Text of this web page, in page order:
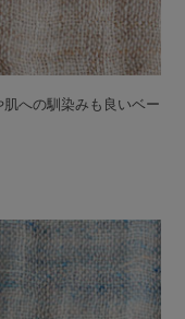
への馴染みも良いベー